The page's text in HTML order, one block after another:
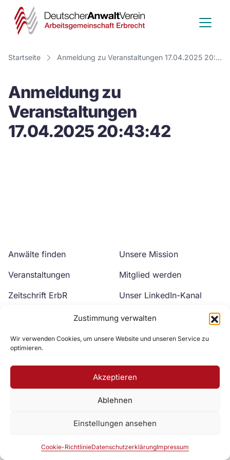
Zustimmung verwalten
Wir verwenden Cookies, um unsere Website und unseren Service zu
optimieren.
Akzeptieren
Ablehnen
Einstellungen ansehen
Cookie-RichtlinieDatenschutzerklärungImpressum
Deutscher
Anwalt
Verein
Startseite Anmeldung zu Veranstaltungen 17.04.2025 20:43:42
Anmeldung zu
Veranstaltungen
17.04.2025 20:43:42
Anwälte finden
Veranstaltungen
Zeitschrift ErbR
Unsere Mission
Mitglied werden
Unser LinkedIn-Kanal
Unser YouTube-Kanal
Zur DAV Webseite